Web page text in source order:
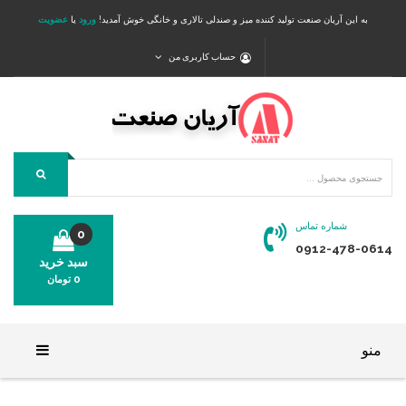
به این آریان صنعت تولید کننده میز و صندلی تالاری و خانگی خوش آمدید! ورود یا عضویت
حساب کاربری من
شماره تماس
0912-478-0614
سبد خرید
0
0 تومان
منو